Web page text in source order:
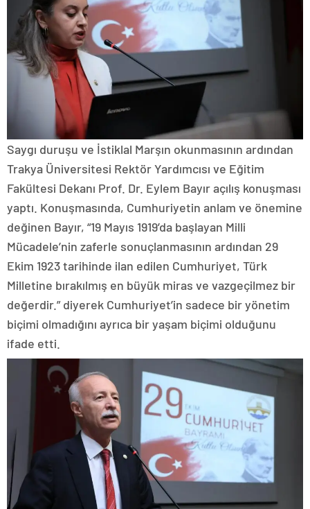
Saygı duruşu ve İstiklal Marşın okunmasının ardından
Trakya Üniversitesi Rektör Yardımcısı ve Eğitim
Fakültesi Dekanı Prof. Dr. Eylem Bayır açılış konuşması
yaptı. Konuşmasında, Cumhuriyetin anlam ve önemine
değinen Bayır, “19 Mayıs 1919’da başlayan Milli
Mücadele’nin zaferle sonuçlanmasının ardından 29
Ekim 1923 tarihinde ilan edilen Cumhuriyet, Türk
Milletine bırakılmış en büyük miras ve vazgeçilmez bir
değerdir.” diyerek Cumhuriyet’in sadece bir yönetim
biçimi olmadığını ayrıca bir yaşam biçimi olduğunu
ifade etti.